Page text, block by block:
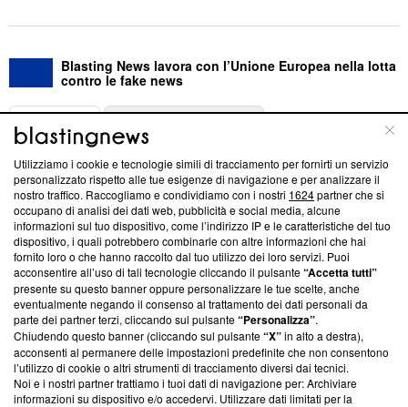
Blasting News lavora con l’Unione Europea nella lotta
contro le fake news
ABOUT
Questa sezione offre informazioni trasparenti su Blasting
News, sui nostri processi editoriali e su come ci impegniamo a
creare news di qualità. Inoltre, afferma la nostra aderenza a
‘Trust Project - News with Integrity’Blasting News non è
ancora membro del programma, ma ha richiesto di farne
parte; Trust Project non ha ancora effettuato una verifica di
conformità agli standard.
Su di noi
Team editoriale
Corporate
Utilizziamo i cookie e tecnologie simili di tracciamento per fornirti un servizio
personalizzato rispetto alle tue esigenze di navigazione e per analizzare il
nostro traffico. Raccogliamo e condividiamo con i nostri 1624partner che si
occupano di analisi dei dati web, pubblicità e social media, alcune
informazioni sul tuo dispositivo, come l’indirizzo IP e le caratteristiche del tuo
dispositivo, i quali potrebbero combinarle con altre informazioni che hai
fornito loro o che hanno raccolto dal tuo utilizzo dei loro servizi. Puoi
acconsentire all’uso di tali tecnologie cliccando il pulsante“Accetta tutti”
presente su questo banner oppure personalizzare le tue scelte, anche
eventualmente negando il consenso al trattamento dei dati personali da
parte dei partner terzi, cliccando sul pulsante“Personalizza”.
Chiudendo questo banner (cliccando sul pulsante“X”in alto a destra),
acconsenti al permanere delle impostazioni predefinite che non consentono
l’utilizzo di cookie o altri strumenti di tracciamento diversi dai tecnici.
Noi e i nostri partner trattiamo i tuoi dati di navigazione per: Archiviare
informazioni su dispositivo e/o accedervi. Utilizzare dati limitati per la